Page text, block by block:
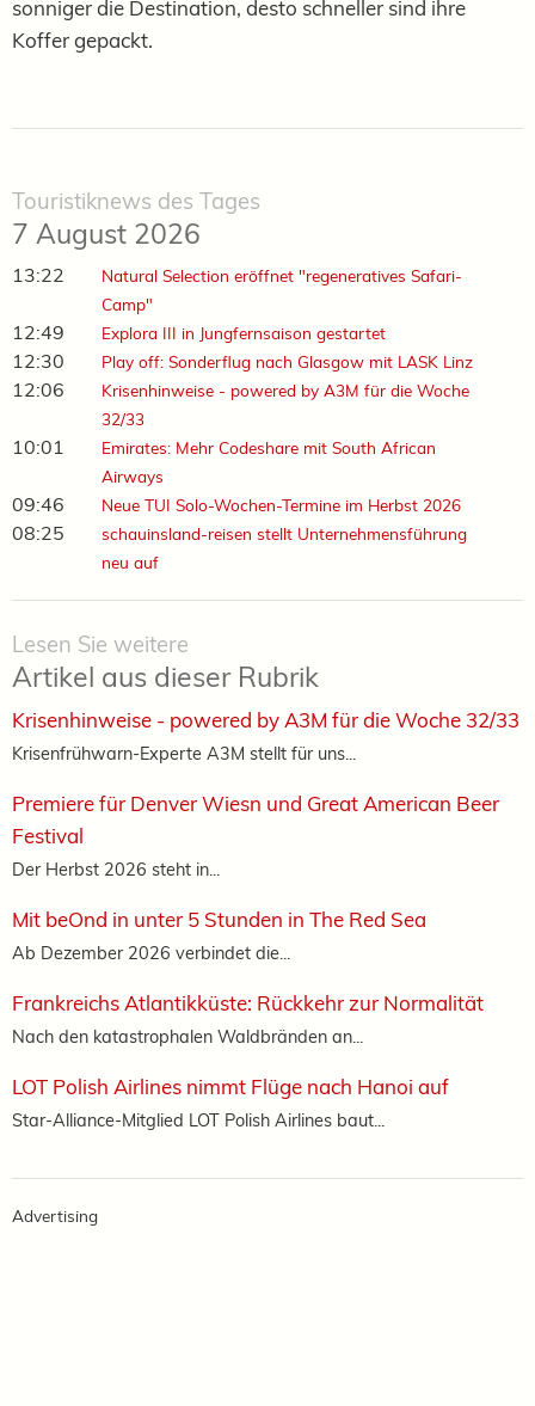
sonniger die Destination, desto schneller sind ihre
Koffer gepackt.
Touristiknews des Tages
7 August 2026
13:22
Natural Selection eröffnet "regeneratives Safari-
Camp"
12:49 Explora III in Jungfernsaison gestartet
12:30 Play off: Sonderflug nach Glasgow mit LASK Linz
12:06
Krisenhinweise - powered by A3M für die Woche
32/33
10:01
Emirates: Mehr Codeshare mit South African
Airways
09:46 Neue TUI Solo-Wochen-Termine im Herbst 2026
08:25
schauinsland-reisen stellt Unternehmensführung
neu auf
Lesen Sie weitere
Artikel aus dieser Rubrik
Krisenhinweise - powered by A3M für die Woche 32/33
Krisenfrühwarn-Experte A3M stellt für uns...
Premiere für Denver Wiesn und Great American Beer
Festival
Der Herbst 2026 steht in...
Mit beOnd in unter 5 Stunden in The Red Sea
Ab Dezember 2026 verbindet die...
Frankreichs Atlantikküste: Rückkehr zur Normalität
Nach den katastrophalen Waldbränden an...
LOT Polish Airlines nimmt Flüge nach Hanoi auf
Star-Alliance-Mitglied LOT Polish Airlines baut...
Advertising